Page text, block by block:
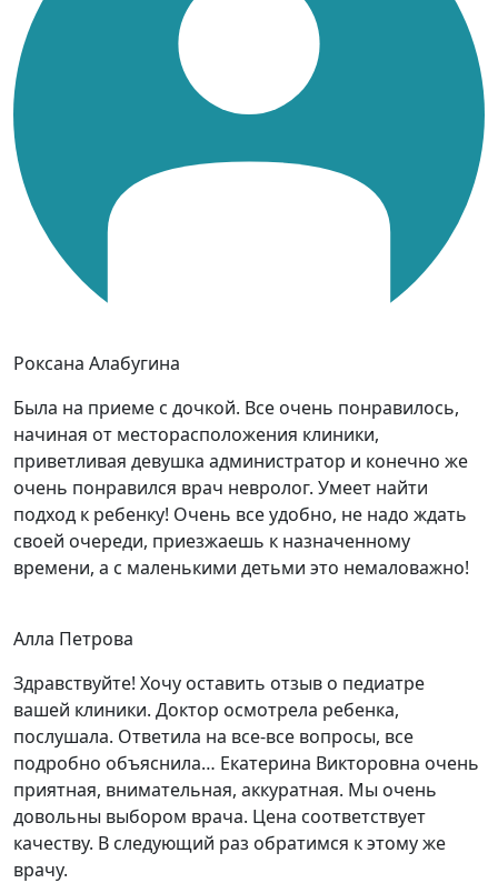
Роксана Алабугина
Была на приеме с дочкой. Все очень понравилось,
начиная от месторасположения клиники,
приветливая девушка администратор и конечно же
очень понравился врач невролог. Умеет найти
подход к ребенку! Очень все удобно, не надо ждать
своей очереди, приезжаешь к назначенному
времени, а с маленькими детьми это немаловажно!
Алла Петрова
Здравствуйте! Хочу оставить отзыв о педиатре
вашей клиники. Доктор осмотрела ребенка,
послушала. Ответила на все-все вопросы, все
подробно объяснила… Екатерина Викторовна очень
приятная, внимательная, аккуратная. Мы очень
довольны выбором врача. Цена соответствует
качеству. В следующий раз обратимся к этому же
врачу.